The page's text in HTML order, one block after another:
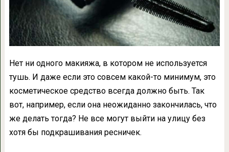
Нет ни одного макияжа, в котором не используется
тушь. И даже если это совсем какой-то минимум, это
косметическое средство всегда должно быть. Так
вот, например, если она неожиданно закончилась, что
же делать тогда? Не все могут выйти на улицу без
хотя бы подкрашивания ресничек.